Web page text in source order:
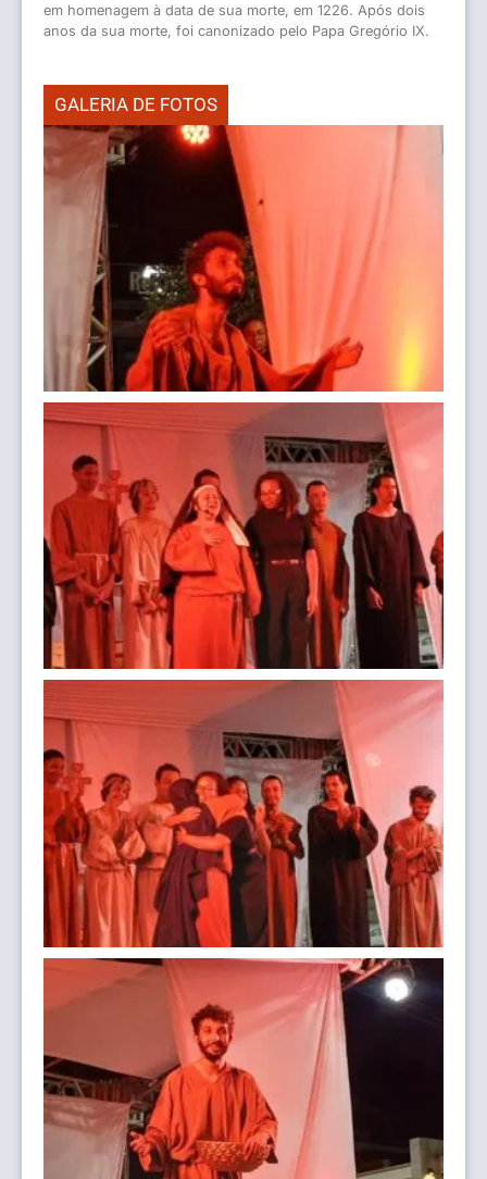
em homenagem à data de sua morte, em 1226. Após dois
anos da sua morte, foi canonizado pelo Papa Gregório IX.
GALERIA DE FOTOS